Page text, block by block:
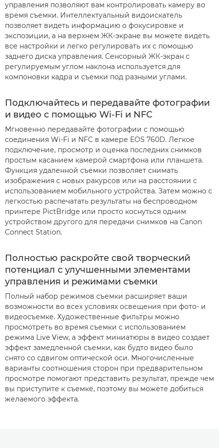
управления позволяют вам контролировать камеру во
время съемки. Интеллектуальный видоискатель
позволяет видеть информацию о фокусировке и
экспозиции, а на верхнем ЖК-экране вы можете видеть
все настройки и легко регулировать их с помощью
заднего диска управления. Сенсорный ЖК-экран с
регулируемым углом наклона используется для
компоновки кадра и съемки под разными углами.
Подключайтесь и передавайте фотографии
и видео с помощью Wi-Fi и NFC
Мгновенно передавайте фотографии с помощью
соединения Wi-Fi и NFC в камере EOS 760D. Легкое
подключение, просмотр и оценка последних снимков
простым касанием камерой смартфона или планшета.
Функция удаленной съемки позволяет снимать
изображения с новых ракурсов или на расстоянии с
использованием мобильного устройства. Затем можно с
легкостью распечатать результаты на беспроводном
принтере PictBridge или просто коснуться одним
устройством другого для передачи снимков на Canon
Connect Station.
Полностью раскройте свой творческий
потенциал с улучшенными элементами
управления и режимами съемки
Полный набор режимов съемки расширяет ваши
возможности во всех условиях освещения при фото- и
видеосъемке. Художественные фильтры можно
просмотреть во время съемки с использованием
режима Live View, а эффект миниатюры в видео создает
эффект замедленной съемки, как будто видео было
снято со сдвигом оптической оси. Многочисленные
варианты соотношения сторон при предварительном
просмотре помогают представить результат, прежде чем
вы приступите к съемке, поэтому вы можете добиться
желаемого эффекта.